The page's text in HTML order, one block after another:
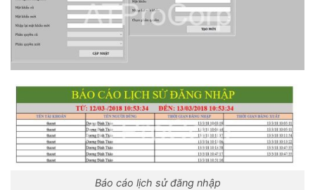
Báo cáo lịch sử đăng nhập